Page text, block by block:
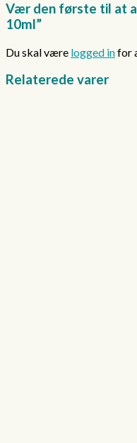
Vær den første til at
10ml”
Du skal være logged infor
Relaterede varer